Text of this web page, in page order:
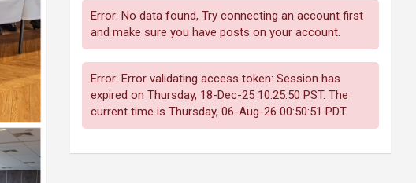
Error: No data found, Try connecting an account first
and make sure you have posts on your account.
Error: Error validating access token: Session has
expired on Thursday, 18-Dec-25 10:25:50 PST. The
current time is Thursday, 06-Aug-26 00:50:51 PDT.